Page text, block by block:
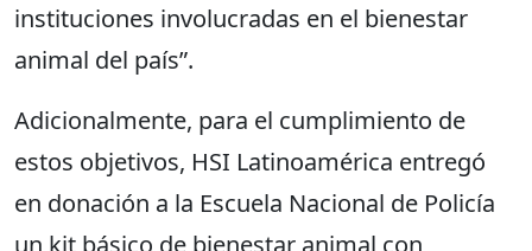
instituciones involucradas en el bienestar
animal del país”.
Adicionalmente, para el cumplimiento de
estos objetivos, HSI Latinoamérica entregó
en donación a la Escuela Nacional de Policía
un kit básico de bienestar animal con